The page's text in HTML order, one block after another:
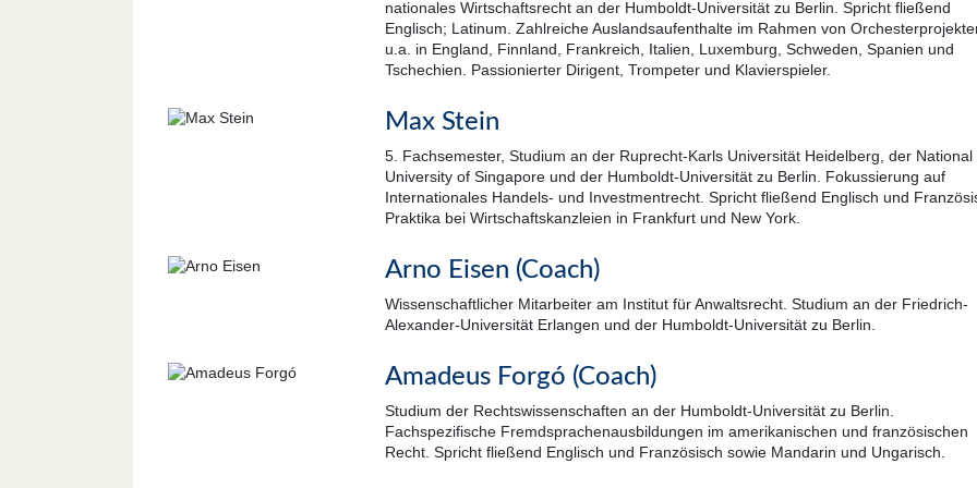
nationales Wirtschaftsrecht an der Humboldt-Universität zu Berlin. Spricht fließend
Englisch; Latinum. Zahlreiche Auslandsaufenthalte im Rahmen von
u.a. in England, Finnland, Frankreich, Italien, Luxemburg, Schweden, Spanien und
Tschechien. Passionierter Dirigent, Trompeter und Klavierspieler.
Max Stein
5. Fachsemester, Studium an der Ruprecht-Karls Universität Heidelberg, der National
University of Singapore und der Humboldt-Universität zu Berlin. Fokussierung auf
Internationales Handels- und Investmentrecht. Spricht fließend Englisch und
Praktika bei Wirtschaftskanzleien in Frankfurt und New York.
Arno Eisen (Coach)
Wissenschaftlicher Mitarbeiter am Institut für Anwaltsrecht. Studium an der Friedrich-
Alexander-Universität Erlangen und der Humboldt-Universität zu Berlin.
Amadeus Forgó (Coach)
Studium der Rechtswissenschaften an der Humboldt-Universität zu Berlin.
Fachspezifische Fremdsprachenausbildungen im amerikanischen und französischen
Recht. Spricht fließend Englisch und Französisch sowie Mandarin und Ungarisch.